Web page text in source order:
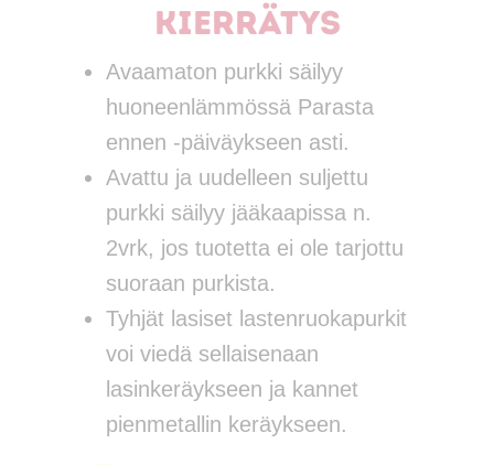
kierrätys
Avaamaton purkki säilyy
huoneenlämmössä Parasta
ennen -päiväykseen asti.
Avattu ja uudelleen suljettu
purkki säilyy jääkaapissa n.
2vrk, jos tuotetta ei ole tarjottu
suoraan purkista.
Tyhjät lasiset lastenruokapurkit
voi viedä sellaisenaan
lasinkeräykseen ja kannet
pienmetallin keräykseen.